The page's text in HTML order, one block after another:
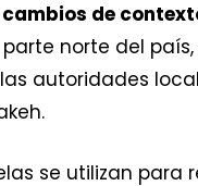
cambios de
norte del país,
autoridades
se utilizan